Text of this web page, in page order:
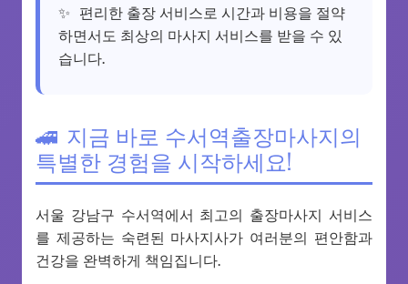
편리한 출장 서비스로 시간과 비용을 절약
하면서도 최상의 마사지 서비스를 받을 수 있
습니다.
지금 바로 수서역출장마사지의
특별한 경험을 시작하세요!
서울 강남구 수서역에서 최고의 출장마사지 서비스
를 제공하는 숙련된 마사지사가 여러분의 편안함과
건강을 완벽하게 책임집니다.